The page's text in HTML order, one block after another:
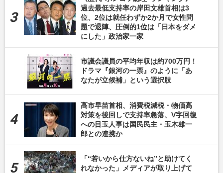
過去最低支持率の岸田文雄首相は3
位、2位は就任わずか2か月で女性問
題で退陣、圧倒的1位は「日本をダメ
にした」政治家一家
市議会議員の平均年収は約700万円！
ドラマ『銀河の一票』のように「あ
なたが立候補」という選択肢
高市早苗首相、消費税減税・物価高
対策を後回しで支持率急落、V字回復
への目玉人事は国民民主・玉木雄一
郎との連携か
「“若いから仕方ないね”と助けてく
れなかった」メディアが取り上げて